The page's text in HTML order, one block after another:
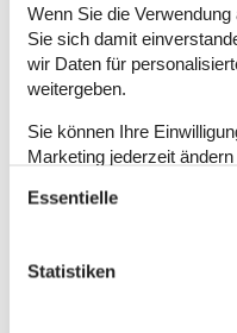
Objekt Nr.:309-
9 Personen
Objekt Nr.:
Wenn Sie die
Sie sich damit
wir Daten für
weitergeben.
Sie können Ihre
Marketing jederzeit
Siehe auch unsere
Essentielle
Statistiken